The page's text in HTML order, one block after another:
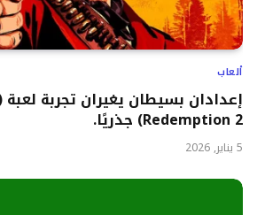
ألعاب
Redemption 2) جذريًا.
5 يناير, 2026